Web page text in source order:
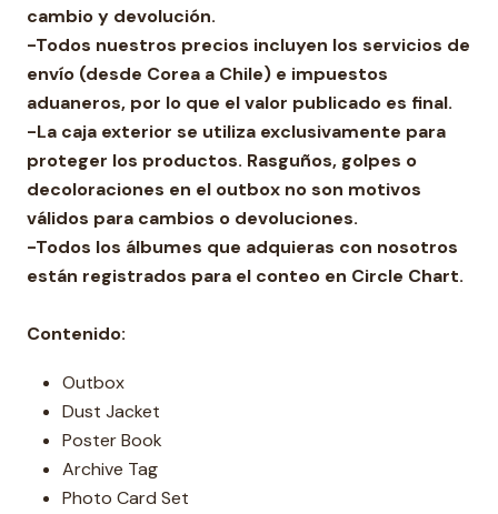
cambio y devolución.
-Todos nuestros precios incluyen los servicios de
envío (desde Corea a Chile) e impuestos
aduaneros, por lo que el valor publicado es final.
-La caja exterior se utiliza exclusivamente para
proteger los productos. Rasguños, golpes o
decoloraciones en el outbox no son motivos
válidos para cambios o devoluciones.
-Todos los álbumes que adquieras con nosotros
están registrados para el conteo en Circle Chart.
Contenido:
Outbox
Dust Jacket
Poster Book
Archive Tag
Photo Card Set